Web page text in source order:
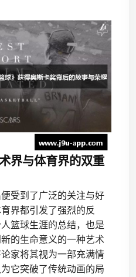
界与体育界的双重
受到了广泛的关注与好
界都引发了强烈的反
篮球生涯的总结，也是
的生命意义的一种艺术
家将其视为一部充满情
它突破了传统动画的局